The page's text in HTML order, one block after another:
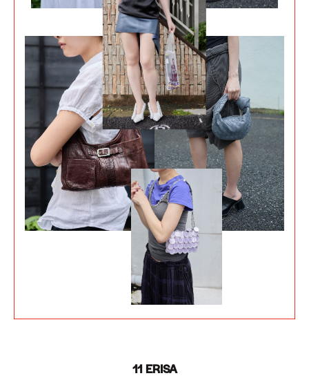
11 ERISA